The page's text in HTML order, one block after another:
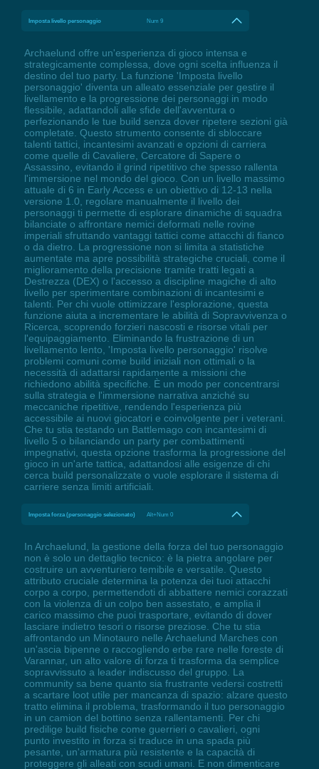
Imposta livello personaggio Num 9
Archaelund offre un'esperienza di gioco intensa e
strategicamente complessa, dove ogni scelta influenza il
destino del tuo party. La funzione 'Imposta livello
personaggio' diventa un alleato essenziale per gestire il
livellamento e la progressione dei personaggi in modo
flessibile, adattandoli alle sfide dell'avventura o
perfezionando le tue build senza dover ripetere sezioni già
completate. Questo strumento consente di sbloccare
talenti tattici, incantesimi avanzati e opzioni di carriera
come quelle di Cavaliere, Cercatore di Sapere o
Assassino, evitando il grind ripetitivo che spesso rallenta
l'immersione nel mondo del gioco. Con un livello massimo
attuale di 6 in Early Access e un obiettivo di 12-13 nella
versione 1.0, regolare manualmente il livello dei
personaggi ti permette di esplorare dinamiche di squadra
bilanciate o affrontare nemici deformati nelle rovine
imperiali sfruttando vantaggi tattici come attacchi di fianco
o da dietro. La progressione non si limita a statistiche
aumentate ma apre possibilità strategiche cruciali, come il
miglioramento della precisione tramite tratti legati a
Destrezza (DEX) o l'accesso a discipline magiche di alto
livello per sperimentare combinazioni di incantesimi e
talenti. Per chi vuole ottimizzare l'esplorazione, questa
funzione aiuta a incrementare le abilità di Sopravvivenza o
Ricerca, scoprendo forzieri nascosti e risorse vitali per
l'equipaggiamento. Eliminando la frustrazione di un
livellamento lento, 'Imposta livello personaggio' risolve
problemi comuni come build iniziali non ottimali o la
necessità di adattarsi rapidamente a missioni che
richiedono abilità specifiche. È un modo per concentrarsi
sulla strategia e l'immersione narrativa anziché su
meccaniche ripetitive, rendendo l'esperienza più
accessibile ai nuovi giocatori e coinvolgente per i veterani.
Che tu stia testando un Battlemago con incantesimi di
livello 5 o bilanciando un party per combattimenti
impegnativi, questa opzione trasforma la progressione del
gioco in un'arte tattica, adattandosi alle esigenze di chi
cerca build personalizzate o vuole esplorare il sistema di
carriere senza limiti artificiali.
Imposta forza (personaggio selezionato) Alt+Num 0
In Archaelund, la gestione della forza del tuo personaggio
non è solo un dettaglio tecnico: è la pietra angolare per
costruire un avventuriero temibile e versatile. Questo
attributo cruciale determina la potenza dei tuoi attacchi
corpo a corpo, permettendoti di abbattere nemici corazzati
con la violenza di un colpo ben assestato, e amplia il
carico massimo che puoi trasportare, evitando di dover
lasciare indietro tesori o risorse preziose. Che tu stia
affrontando un Minotauro nelle Archaelund Marches con
un'ascia bipenne o raccogliendo erbe rare nelle foreste di
Varannar, un alto valore di forza ti trasforma da semplice
sopravvissuto a leader indiscusso del gruppo. La
community sa bene quanto sia frustrante vedersi costretti
a scartare loot utile per mancanza di spazio: alzare questo
tratto elimina il problema, trasformando il tuo personaggio
in un camion del bottino senza rallentamenti. Per chi
predilige build fisiche come guerrieri o cavalieri, ogni
punto investito in forza si traduce in una spada più
pesante, un'armatura più resistente e la capacità di
proteggere gli alleati con scudi umani. E non dimenticare